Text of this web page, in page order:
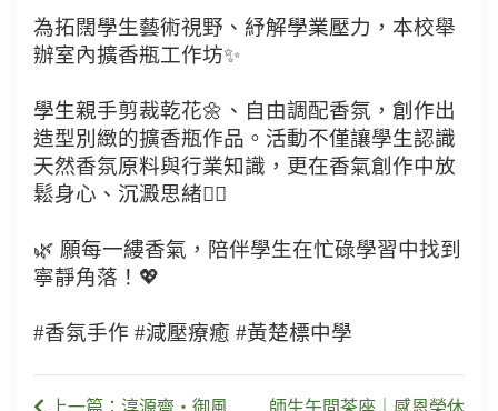
為拓闊學生藝術視野、紓解學業壓力，本校舉
辦室內擴香瓶工作坊✨
學生親手剪裁乾花🌼、自由調配香氛，創作出
造型別緻的擴香瓶作品。活動不僅讓學生認識
天然香氛原料與行業知識，更在香氣創作中放
鬆身心、沉澱思緒💆‍♀️
🌿 願每一縷香氣，陪伴學生在忙碌學習中找到
寧靜角落！💖
#香氛手作 #減壓療癒 #黃楚標中學